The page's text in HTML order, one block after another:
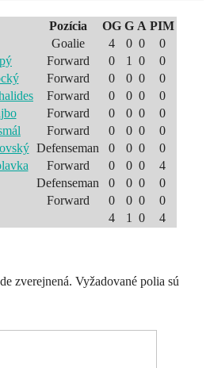
Pozícia OG G A PIM
Goalie 4 0 0
0
Forward 0 1 0
0
Forward 0 0 0
0
Forward 0 0 0
0
Forward 0 0 0
0
Forward 0 0 0
0
Defenseman 0 0 0
0
Forward 0 0 0
4
Defenseman 0 0 0
0
Forward 0 0 0
0
4 1 0 4
zverejnená. Vyžadované polia sú